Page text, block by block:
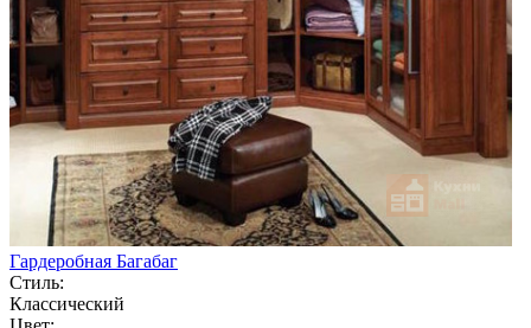
Гардеробная Багабаг
Стиль:
Классический